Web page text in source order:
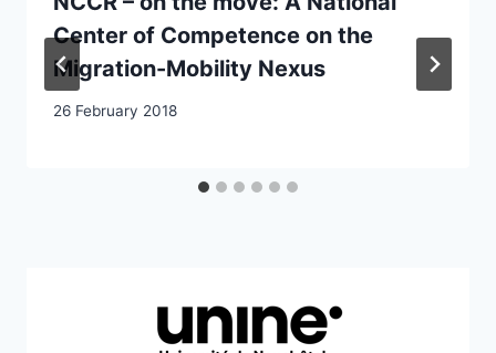
Center of Competence on the
Migration-Mobility Nexus
26 February 2018